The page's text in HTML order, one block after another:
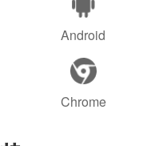
Android
Chrome